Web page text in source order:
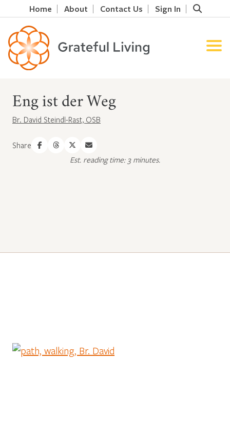
Home About Contact Us Sign In
Eng ist der Weg
Br. David Steindl-Rast, OSB
Share
Est. reading time: 3 minutes.